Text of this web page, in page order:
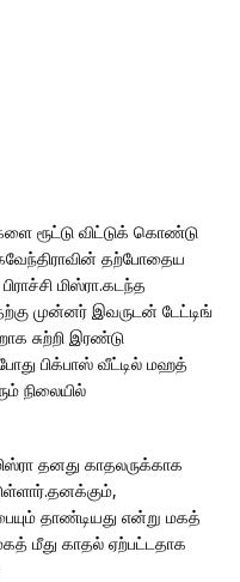
ரூட்டு விட்டுக் கொண்டு
தற்போதைய
மிஸ்ரா.கடந்த
முன்னர் இவருடன் டேட்டிங்
சுற்றி இரண்டு
பிக்பாஸ் வீட்டில் மஹத்
நிலையில்
தனது காதலருக்காக
தாண்டியது என்று மகத்
மீது காதல் ஏற்பட்டதாக